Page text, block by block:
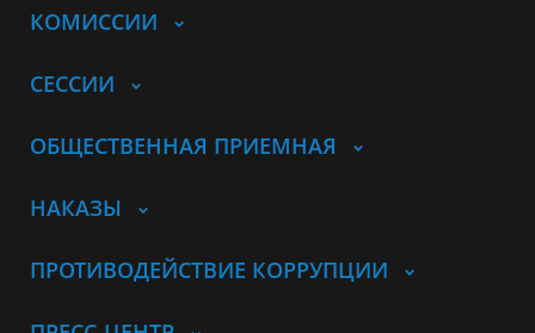
КОМИССИИ
СЕССИИ
ОБЩЕСТВЕННАЯ ПРИЕМНАЯ
НАКАЗЫ
ПРОТИВОДЕЙСТВИЕ КОРРУПЦИИ